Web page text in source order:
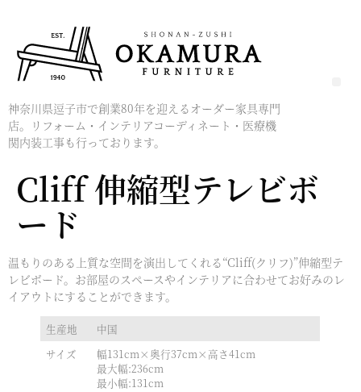
神奈川県逗子市で創業80年を迎えるオーダー家具専門
店。リフォーム・インテリアコーディネート・医療機
関内装工事も行っております。
Cliff 伸縮型テレビボ
ード
温もりのある上質な空間を演出してくれる“Cliff(クリフ)”伸縮型テ
レビボード。お部屋のスペースやインテリアに合わせてお好みのレ
イアウトにすることができます。
生産地
中国
サイズ
幅131cm×奥行37cm×高さ41cm
最大幅:236cm
最小幅:131cm